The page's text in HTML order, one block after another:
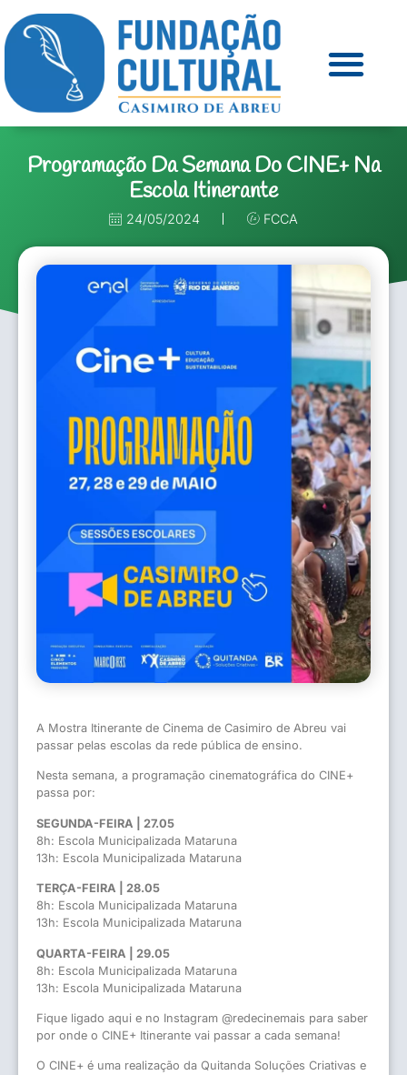
Programação Da Semana Do CINE+ Na
Escola Itinerante
24/05/2024 FCCA
A Mostra Itinerante de Cinema de Casimiro de Abreu vai
passar pelas escolas da rede pública de ensino.
Nesta semana, a programação cinematográfica do CINE+
passa por:
SEGUNDA-FEIRA | 27.05
8h: Escola Municipalizada Mataruna
13h: Escola Municipalizada Mataruna
TERÇA-FEIRA | 28.05
8h: Escola Municipalizada Mataruna
13h: Escola Municipalizada Mataruna
QUARTA-FEIRA | 29.05
8h: Escola Municipalizada Mataruna
13h: Escola Municipalizada Mataruna
Fique ligado aqui e no Instagram @redecinemais para saber
por onde o CINE+ Itinerante vai passar a cada semana!
O CINE+ é uma realização da Quitanda Soluções Criativas e